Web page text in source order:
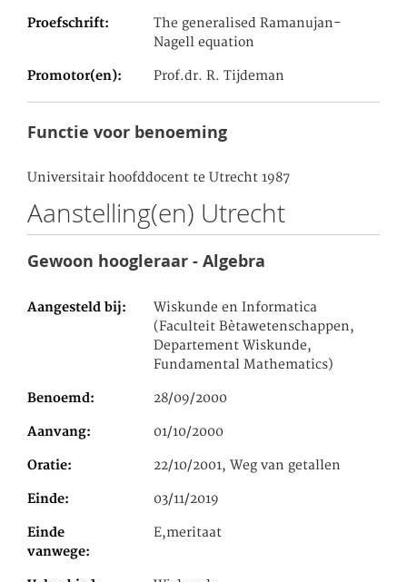
Proefschrift
The generalised Ramanujan-
Nagell equation
Promotor(en) Prof.dr. R. Tijdeman
Functie voor benoeming
Universitair hoofddocent te Utrecht 1987
Aanstelling(en) Utrecht
Gewoon hoogleraar - Algebra
Aangesteld bij
Wiskunde en Informatica
(Faculteit Bètawetenschappen,
Departement Wiskunde,
Fundamental Mathematics)
Benoemd 28/09/2000
Aanvang 01/10/2000
Oratie 22/10/2001, Weg van getallen
Einde 03/11/2019
Einde
vanwege
E,meritaat